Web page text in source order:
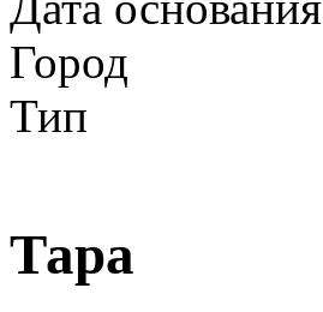
Город
Тип
Тара